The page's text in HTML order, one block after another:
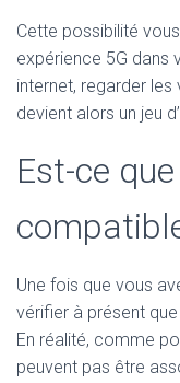
Cette possibilité
expérience 5G dans
internet, regarder
devient alors un jeu
Est-ce
Une fois que vous
vérifier à présent
En réalité, comme
peuvent pas être